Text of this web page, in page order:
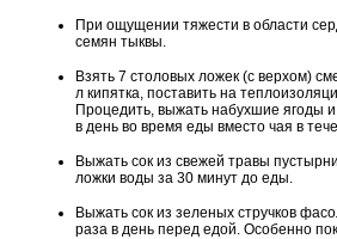
При ощущении тяжести в области
семян тыквы.
Взять 7 столовых ложек (с верхом)
л кипятка, поставить на
Процедить, выжать набухшие ягоды и
в день во время еды вместо чая в
Выжать сок из свежей травы
ложки воды за 30 минут до еды.
Выжать сок из зеленых стручков
раза в день перед едой. Особенно